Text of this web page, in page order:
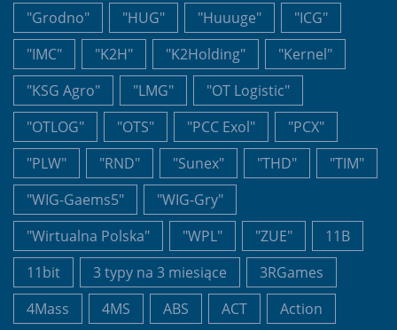
"Grodno"
"HUG" "Huuuge"
"ICG"
"IMC"
"K2H" "K2Holding"
"Kernel"
"KSG Agro"
"LMG"
"OT Logistic"
"OTLOG"
"OTS" "PCC Exol"
"PCX"
"PLW"
"RND" "Sunex" "THD"
"TIM"
"WIG-Gaems5"
"WIG-Gry"
"Wirtualna Polska"
"WPL" "ZUE"
11B
11bit
3 typy na 3 miesiące
3RGames
4Mass
4MS ABS ACT
Action